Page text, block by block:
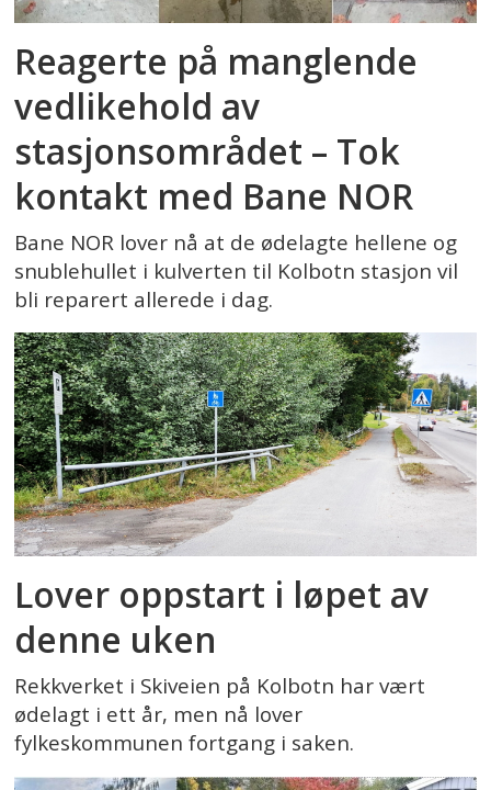
Reagerte på manglende
vedlikehold av
stasjonsområdet – Tok
kontakt med Bane NOR
Bane NOR lover nå at de ødelagte hellene og
snublehullet i kulverten til Kolbotn stasjon vil
bli reparert allerede i dag.
Lover oppstart i løpet av
denne uken
Rekkverket i Skiveien på Kolbotn har vært
ødelagt i ett år, men nå lover
fylkeskommunen fortgang i saken.